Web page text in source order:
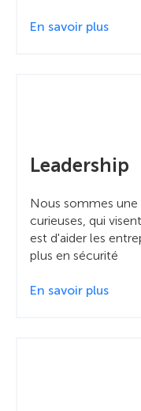
En savoir plus
Leadership
Nous sommes
curieuses, qui
est d'aider les
plus en sécurité
En savoir plus